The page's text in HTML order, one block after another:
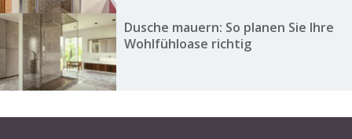
Dusche mauern: So planen Sie Ihre
Wohlfühloase richtig